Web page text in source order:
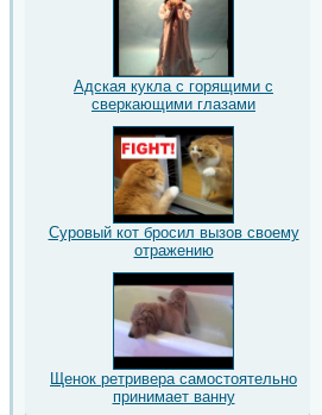
Адская кукла с горящими с
сверкающими глазами
Суровый кот бросил вызов своему
отражению
Щенок ретривера самостоятельно
принимает ванну